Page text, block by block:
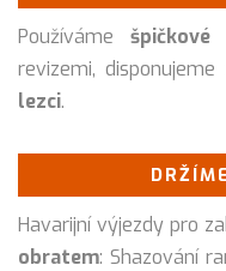
Používáme špičkové
revizemi,
lezci.
Havarijní výjezdy pro
obratem: Shazování